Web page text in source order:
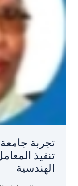
تجربة
تنفيذ
الهندسية